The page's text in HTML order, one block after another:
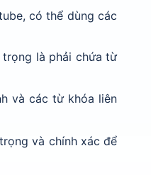
có thể dùng các
là phải chứa từ
và các từ khóa liên
và chính xác để